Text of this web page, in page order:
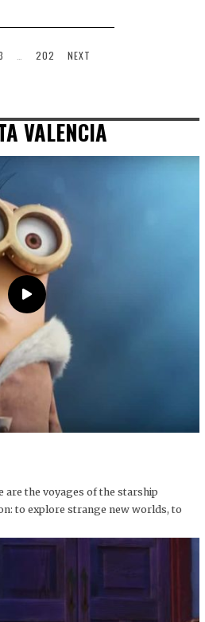
202 NEXT
VALENCIA
are the voyages of the starship
to explore strange new worlds, to